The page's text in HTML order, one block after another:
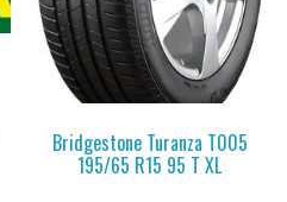
Bridgestone Turanza T005
195/65 R15 95 T XL